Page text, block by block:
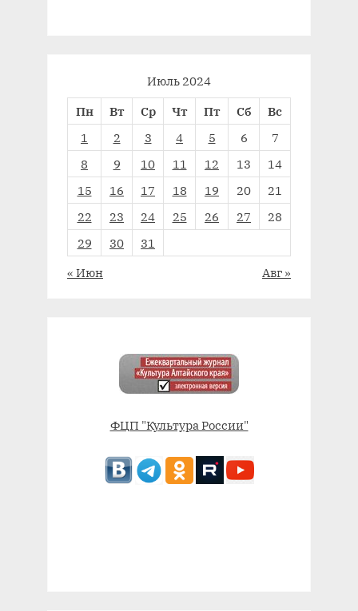
Июль 2024
Пн
Вт Ср Чт Пт Сб
Вс
1
2 3 4 5 6
7
8
9 10 11 12 13
14
15
16 17 18 19 20
21
22
23 24 25 26 27
28
29
30
31
« Июн
Авг »
ФЦП "Культура России"